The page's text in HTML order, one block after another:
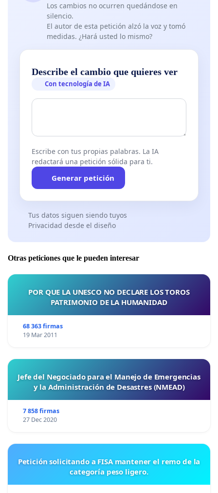
Los cambios no ocurren quedándose en
silencio.
El autor de esta petición alzó la voz y tomó
medidas. ¿Hará usted lo mismo?
Describe el cambio que quieres ver
Con tecnología de IA
Escribe con tus propias palabras. La IA
redactará una petición sólida para ti.
Generar petición
Tus datos siguen siendo tuyos
Privacidad desde el diseño
Otras peticiones que le pueden interesar
POR QUE LA UNESCO NO DECLARE LOS TOROS
PATRIMONIO DE LA HUMANIDAD
68 363 firmas
19 Mar 2011
Jefe del Negociado para el Manejo de Emergencias
y la Administración de Desastres (NMEAD)
7 858 firmas
27 Dec 2020
Petición solicitando a FISA mantener el remo de la
categoría peso ligero.